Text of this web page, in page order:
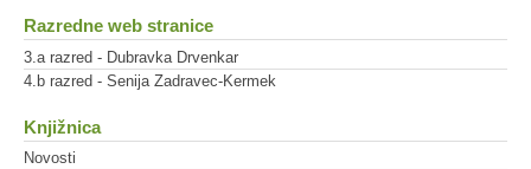
Razredne web stranice
3.a razred - Dubravka Drvenkar
4.b razred - Senija Zadravec-Kermek
Knjižnica
Novosti